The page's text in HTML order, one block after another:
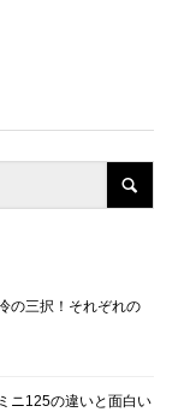
の三択！それぞれの
ニ125の違いと面白い